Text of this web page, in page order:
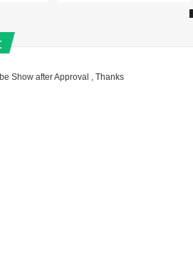
Show after Approval , Thanks